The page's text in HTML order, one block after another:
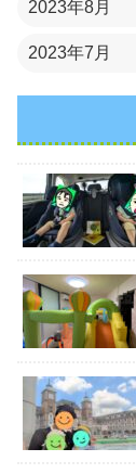
2023年8月
2023年7月